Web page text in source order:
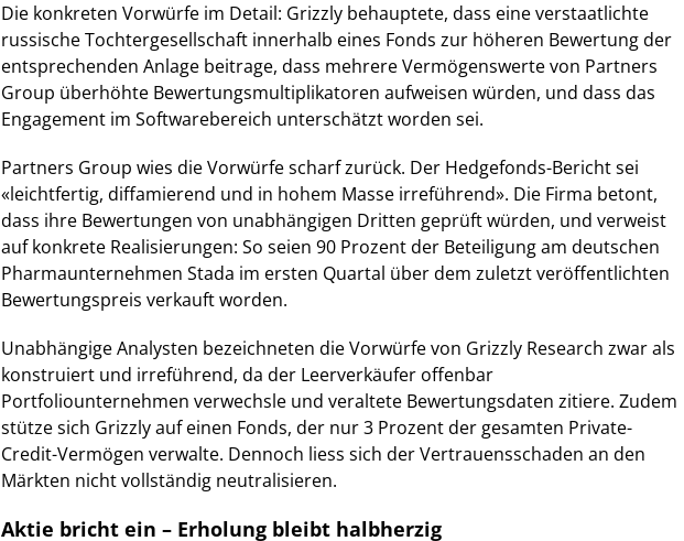
Die konkreten Vorwürfe im Detail: Grizzly behauptete, dass eine verstaatlichte
russische Tochtergesellschaft innerhalb eines Fonds zur höheren Bewertung der
entsprechenden Anlage beitrage, dass mehrere Vermögenswerte von Partners
Group überhöhte Bewertungsmultiplikatoren aufweisen würden, und dass das
Engagement im Softwarebereich unterschätzt worden sei.
Partners Group wies die Vorwürfe scharf zurück. Der Hedgefonds-Bericht sei
«leichtfertig, diffamierend und in hohem Masse irreführend». Die Firma betont,
dass ihre Bewertungen von unabhängigen Dritten geprüft würden, und verweist
auf konkrete Realisierungen: So seien 90 Prozent der Beteiligung am deutschen
Pharmaunternehmen Stada im ersten Quartal über dem zuletzt veröffentlichten
Bewertungspreis verkauft worden.
Unabhängige Analysten bezeichneten die Vorwürfe von Grizzly Research zwar als
konstruiert und irreführend, da der Leerverkäufer offenbar
Portfoliounternehmen verwechsle und veraltete Bewertungsdaten zitiere. Zudem
stütze sich Grizzly auf einen Fonds, der nur 3 Prozent der gesamten Private-
Credit-Vermögen verwalte. Dennoch liess sich der Vertrauensschaden an den
Märkten nicht vollständig neutralisieren.
Aktie bricht ein – Erholung bleibt halbherzig